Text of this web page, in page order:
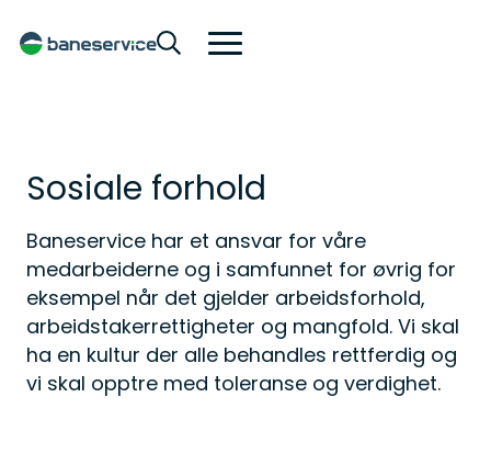
Sosiale forhold
Baneservice har et ansvar for våre
medarbeiderne og i samfunnet for øvrig for
eksempel når det gjelder arbeidsforhold,
arbeidstakerrettigheter og mangfold. Vi skal
ha en kultur der alle behandles rettferdig og
vi skal opptre med toleranse og verdighet.